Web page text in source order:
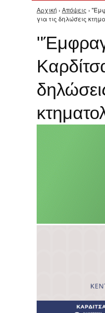
Είστε εδώ
Αρχική › Απόψεις ›
για τις δηλώσεις